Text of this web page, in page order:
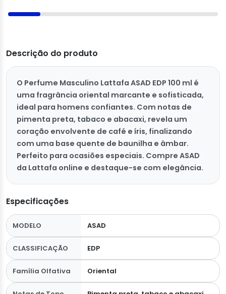
Descrição do produto
O Perfume Masculino Lattafa ASAD EDP 100 ml é
uma fragrância oriental marcante e sofisticada,
ideal para homens confiantes. Com notas de
pimenta preta, tabaco e abacaxi, revela um
coração envolvente de café e íris, finalizando
com uma base quente de baunilha e âmbar.
Perfeito para ocasiões especiais. Compre ASAD
da Lattafa online e destaque-se com elegância.
Especificações
MODELO ASAD
CLASSIFICAÇÃO EDP
Família Olfativa Oriental